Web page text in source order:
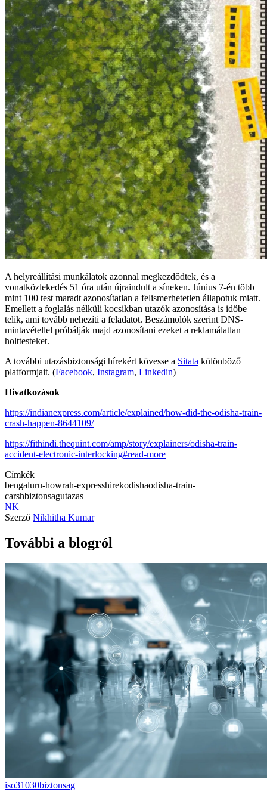
A helyreállítási munkálatok azonnal megkezdődtek, és a
vonatközlekedés 51 óra után újraindult a síneken. Június 7-én több
mint 100 test maradt azonosítatlan a felismerhetetlen állapotuk miatt.
Emellett a foglalás nélküli kocsikban utazók azonosítása is időbe
telik, ami tovább nehezíti a feladatot. Beszámolók szerint DNS-
mintavétellel próbálják majd azonosítani ezeket a reklamálatlan
holttesteket.
A további utazásbiztonsági hírekért kövesse a Sitata különböző
platformjait. (Facebook, Instagram, Linkedin)
Hivatkozások
https://indianexpress.com/article/explained/how-did-the-odisha-train-
crash-happen-8644109/
https://fithindi.thequint.com/amp/story/explainers/odisha-train-
accident-electronic-interlocking#read-more
Címkék
bengaluru-howrah-expresshirekodishaodisha-train-
carshbiztonsagutazas
NK
Szerző Nikhitha Kumar
További a blogról
iso31030biztonsag